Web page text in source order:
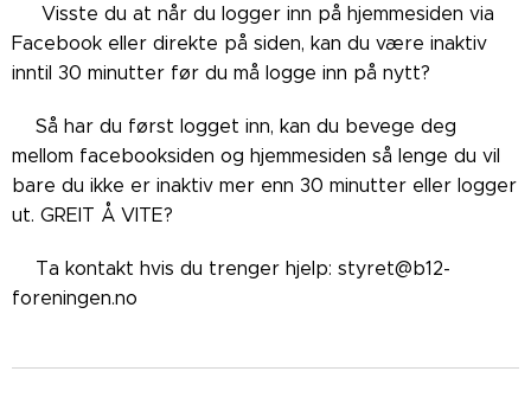
👉🏼Visste du at når du logger inn på hjemmesiden via
Facebook eller direkte på siden, kan du være inaktiv
inntil 30 minutter før du må logge inn på nytt?
👉🏼Så har du først logget inn, kan du bevege deg
mellom facebooksiden og hjemmesiden så lenge du vil
bare du ikke er inaktiv mer enn 30 minutter eller logger
ut. GREIT Å VITE?
👉🏼Ta kontakt hvis du trenger hjelp: styret@b12-
foreningen.no